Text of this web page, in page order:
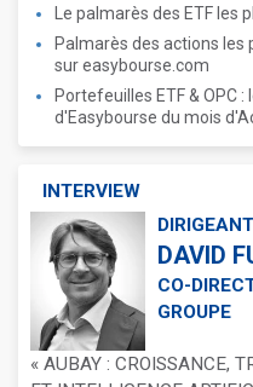
Le palmarès des ETF les
Palmarès des actions les
sur easybourse.com
Portefeuilles ETF & OPC
d'Easybourse du mois
INTERVIEW
DIRIGEANT
DAVID
CO-
GROUPE
« AUBAY : CROISSANCE,